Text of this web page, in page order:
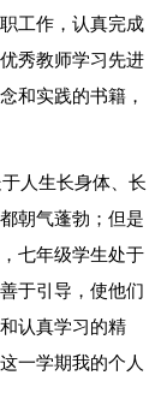
工作，认真完成
秀教师学习先进
和实践的书籍，
人生长身体、长
朝气蓬勃；但是
七年级学生处于
于引导，使他们
认真学习的精
一学期我的个人